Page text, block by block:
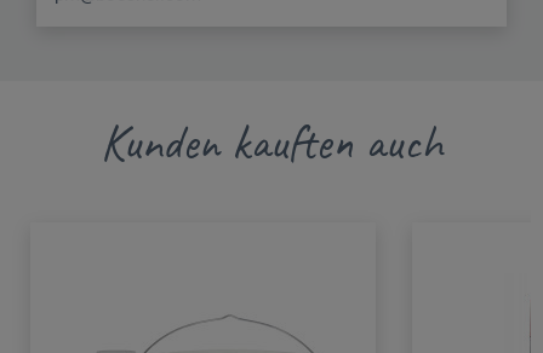
Kunden kauften auch